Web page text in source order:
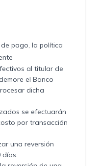
pago, la política
al titular de
el Banco
dicha
se efectuarán
por transacción
una reversión
días.